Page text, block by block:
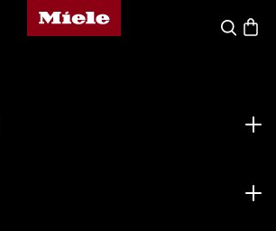
Miele honlapja
Kereses